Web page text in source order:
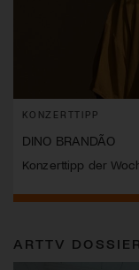
KONZERTTIPP
DINO BRANDÃO
Konzerttipp der
ARTTV